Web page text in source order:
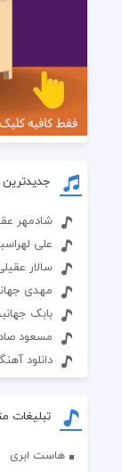
شادمهر
علی
سالار
مهدی
بابک
مسعود
دانلود
تبلیغات
هاست ابری